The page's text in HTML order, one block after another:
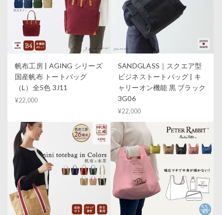
帆布工房 | AGING シリーズ
国産帆布 トートバッグ
（L）全5色 3J11
¥22,000
SANDGLASS｜スクエア型
ビジネストートバッグ | キ
ャリーオン機能 黒 ブラック
3G06
¥22,000